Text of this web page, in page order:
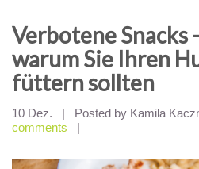
Verbotene Snacks
warum Sie Ihren
füttern sollten
10 Dez. | Posted by Kamila
comments
|